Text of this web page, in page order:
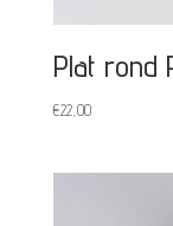
Plat rond
€22,00